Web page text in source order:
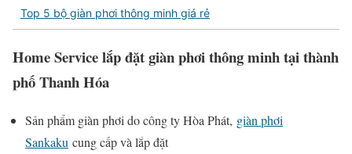
Top 5 bộ giàn phơi thông minh giá rẻ
Home Service lắp đặt giàn phơi thông minh tại thành
phố Thanh Hóa
Sản phẩm giàn phơi do công ty Hòa Phát, giàn phơi
Sankaku cung cấp và lắp đặt